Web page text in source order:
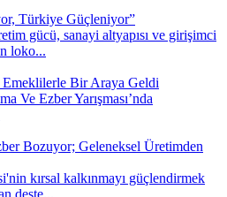
Türkiye Güçleniyor”
gücü, sanayi altyapısı ve girişimci
loko...
Emeklilerle Bir Araya Geldi
Ve Ezber Yarışması’nda
Bozuyor; Geleneksel Üretimden
kırsal kalkınmayı güçlendirmek
deste...